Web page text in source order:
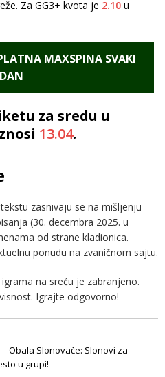
Za GG3+ kvota je 2.10 u
MAXSPINA SVAKI
DAN
za sredu u
13.04.
zasnivaju se na mišljenju
(30. decembra 2025. u
od strane kladionica.
ponudu na zvaničnom sajtu.
na sreću je zabranjeno.
Igrajte odgovorno!
– Obala Slonovače: Slonovi za
u grupi!